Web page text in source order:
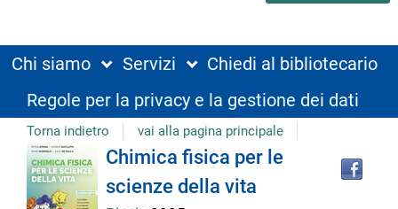
Chi siamo Servizi
Chiedi al bibliotecario
Regole per la privacy e la gestione dei dati
Torna indietro vai alla pagina principale
DettaglioChimica fisica per le
scienze della vita